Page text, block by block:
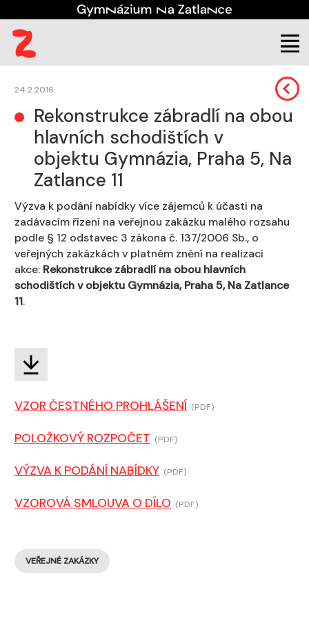
Úřední deska Veřejné zakázky
24.2.2016
Rekonstrukce zábradlí na obou
hlavních schodištích v
objektu Gymnázia, Praha 5, Na
Zatlance 11
Výzva k podání nabídky více zájemců k účasti na
zadávacím řízení na veřejnou zakázku malého rozsahu
podle § 12 odstavec 3 zákona č. 137/2006 Sb., o
veřejných zakázkách v platném znění na realizaci
akce: Rekonstrukce zábradlí na obou hlavních
schodištích v objektu Gymnázia, Praha 5, Na Zatlance
11.
VZOR ČESTNÉHO PROHLÁŠENÍ (PDF)
POLOŽKOVÝ ROZPOČET (PDF)
VÝZVA K PODÁNÍ NABÍDKY (PDF)
VZOROVÁ SMLOUVA O DÍLO (PDF)
VEŘEJNÉ ZAKÁZKY